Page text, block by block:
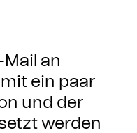
an
ein paar
und der
werden